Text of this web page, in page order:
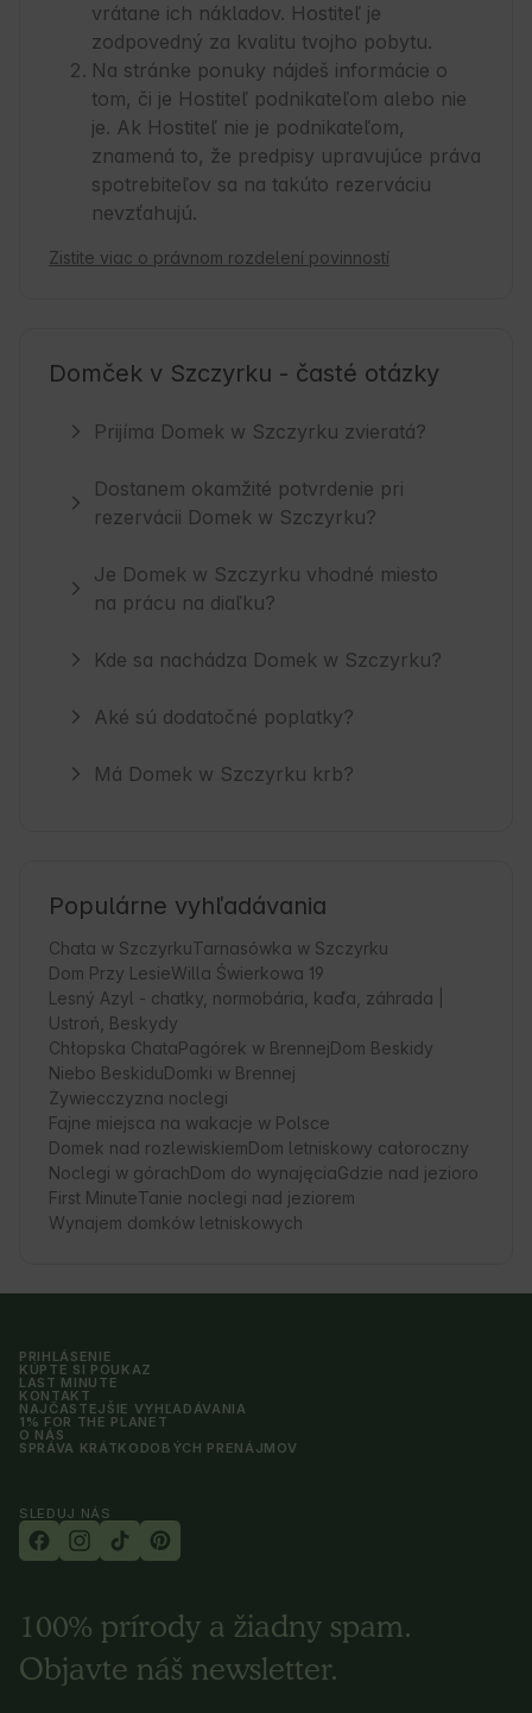
vrátane ich nákladov. Hostiteľ je
zodpovedný za kvalitu tvojho pobytu.
Na stránke ponuky nájdeš informácie o
tom, či je Hostiteľ podnikateľom alebo nie
je. Ak Hostiteľ nie je podnikateľom,
znamená to, že predpisy upravujúce práva
spotrebiteľov sa na takúto rezerváciu
nevzťahujú.
Zistite viac o právnom rozdelení povinností
Domček v Szczyrku - časté otázky
Prijíma Domek w Szczyrku zvieratá?
Dostanem okamžité potvrdenie pri
rezervácii Domek w Szczyrku?
Je Domek w Szczyrku vhodné miesto
na prácu na diaľku?
Kde sa nachádza Domek w Szczyrku?
Aké sú dodatočné poplatky?
Má Domek w Szczyrku krb?
Populárne vyhľadávania
Chata w SzczyrkuTarnasówka w Szczyrku
Dom Przy LesieWilla Świerkowa 19
Lesný Azyl - chatky, normobária, kaďa, záhrada |
Ustroń, Beskydy
Chłopska ChataPagórek w BrennejDom Beskidy
Niebo BeskiduDomki w Brennej
Żywiecczyzna noclegi
Fajne miejsca na wakacje w Polsce
Domek nad rozlewiskiemDom letniskowy całoroczny
Noclegi w górachDom do wynajęciaGdzie nad jezioro
First MinuteTanie noclegi nad jeziorem
Wynajem domków letniskowych
PRIHLÁSENIE
KÚPTE SI POUKAZ
LAST MINUTE
KONTAKT
NAJČASTEJŠIE VYHĽADÁVANIA
1% FOR THE PLANET
O NÁS
SPRÁVA KRÁTKODOBÝCH PRENÁJMOV
SLEDUJ NÁS
100% prírody a žiadny spam.
Objavte náš newsletter.